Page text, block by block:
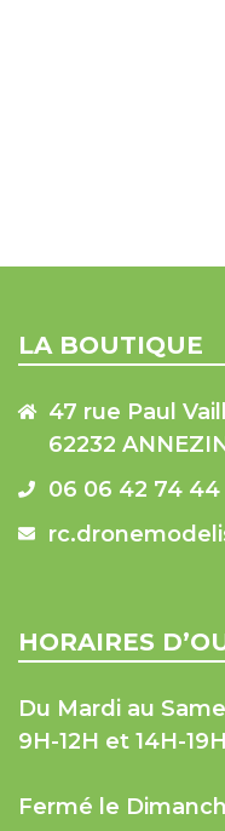
LA BOUTIQUE
47 rue Paul
62232
06 06 42 74 44
HORAIRES
Du Mardi au
9H-12H et 14H-19H
Fermé le